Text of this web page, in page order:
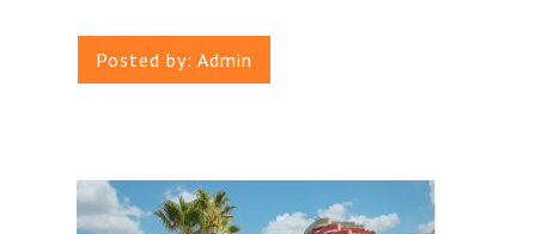
Posted by: Admin